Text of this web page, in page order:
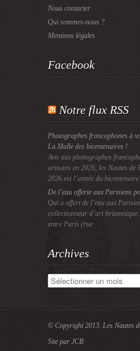
Nous contacter
Qui sommes-nous ?
Mentions légales
Facebook
Notre flux RSS
Photographes francophones à
La Malle des bicentenaires !
Avis aux photographes
artisans en 2026, les Nautes de
2026 est l’année du bicentenaire
De l’eau offerte aux Parisiens
Qui a offert de l’eau aux
collectionneur d’art
entre Paris (rue
Archives
Archives
© Copyright 2013. Les Nautes
Site par JCB